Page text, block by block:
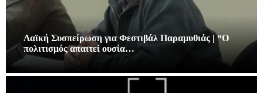
Λαϊκή Συσπείρωση για Φεστιβάλ Παραμυθιάς | “Ο
πολιτισμός απαιτεί ουσία…